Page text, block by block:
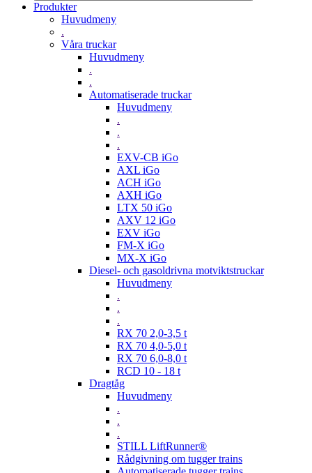
Produkter
Huvudmeny
.
Våra truckar
Huvudmeny
.
.
Automatiserade truckar
Huvudmeny
.
.
.
EXV-CB iGo
AXL iGo
ACH iGo
AXH iGo
LTX 50 iGo
AXV 12 iGo
EXV iGo
FM-X iGo
MX-X iGo
Diesel- och gasoldrivna motviktstruckar
Huvudmeny
.
.
.
RX 70 2,0-3,5 t
RX 70 4,0-5,0 t
RX 70 6,0-8,0 t
RCD 10 - 18 t
Dragtåg
Huvudmeny
.
.
.
STILL LiftRunner®
Rådgivning om tugger trains